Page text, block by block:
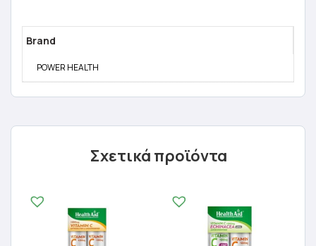
Brand
POWER HEALTH
Σχετικά προϊόντα